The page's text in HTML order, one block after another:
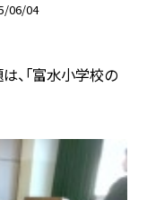
06/04
、「富水小学校の